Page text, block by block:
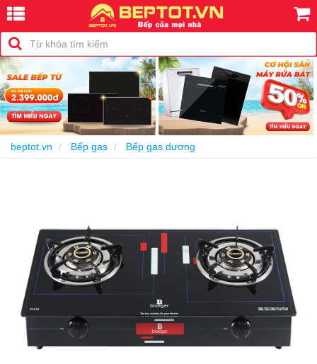
beptot.vn Bếp gas Bếp gas dương
-30%